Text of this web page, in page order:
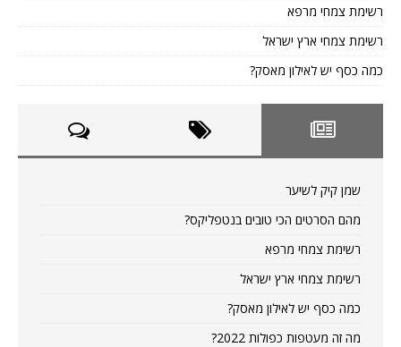
רשימת צמחי מרפא
רשימת צמחי ארץ ישראל
כמה כסף יש לאילון מאסק?
שמן קיק לשיער
מהם הסרטים הכי טובים בנטפליקס?
רשימת צמחי מרפא
רשימת צמחי ארץ ישראל
כמה כסף יש לאילון מאסק?
מה זה מעטפות כפולות 2022?